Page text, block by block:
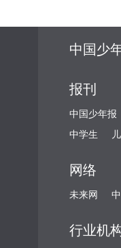
中国少
报刊
中国少年报
中学生
网络
未来网
行业机